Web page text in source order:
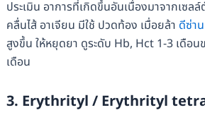
ประเมิน อาการที่เกิดขึ้นอันเนื่องมาจากเซล
คลื่นไส้ อาเจียน มีใช้ ปวดท้อง เมื่อยล้า ดีซ่าน
สูงขึ้น ให้หยุดยา ดูระดับ Hb, Hct 1-3 เดือน
เดือน
3. Erythrityl / Erythrityl